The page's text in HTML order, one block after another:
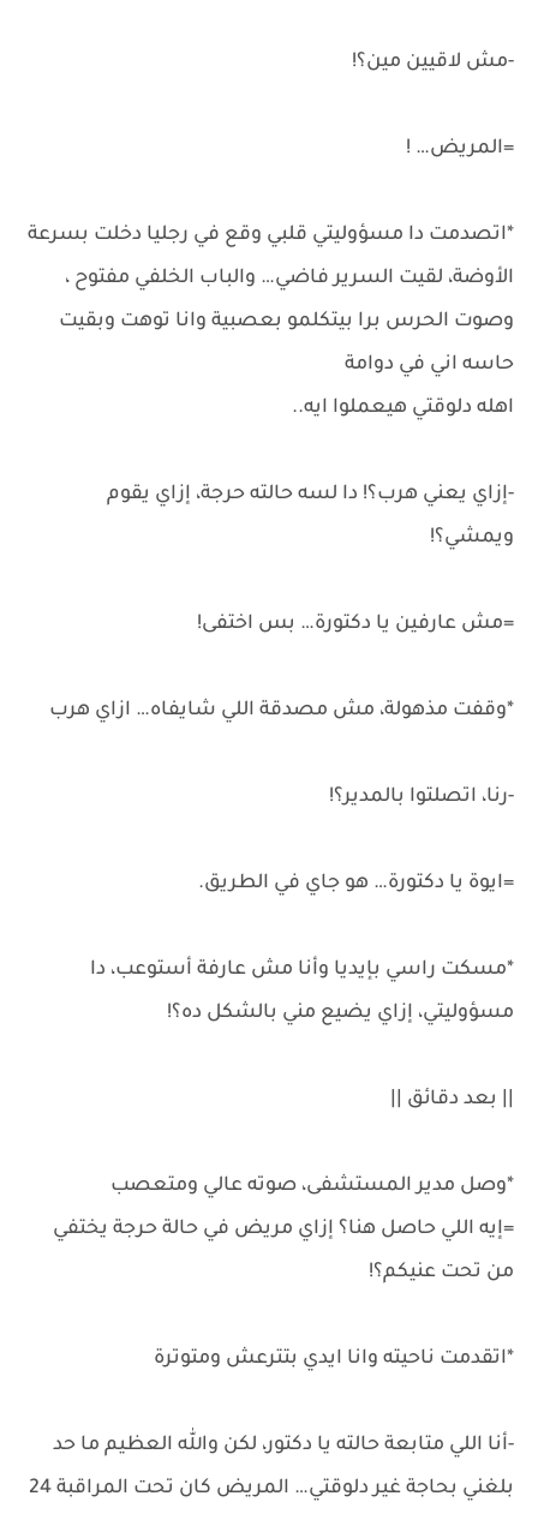
-مش لاقيين مين؟!
=المريض… !
*اتصدمت دا مسؤوليتي قلبي وقع في رجليا دخلت بسرعة
الأوضة، لقيت السرير فاضي… والباب الخلفي مفتوح ،
وصوت الحرس برا بيتكلمو بعصبية وانا توهت وبقيت
حاسه اني في دوامة
اهله دلوقتي هيعملوا ايه..
-إزاي يعني هرب؟! دا لسه حالته حرجة، إزاي يقوم
ويمشي؟!
=مش عارفين يا دكتورة… بس اختفى!
*وقفت مذهولة، مش مصدقة اللي شايفاه… ازاي هرب
-رنا، اتصلتوا بالمدير؟!
=ايوة يا دكتورة… هو جاي في الطريق.
*مسكت راسي بإيديا وأنا مش عارفة أستوعب، دا
مسؤوليتي، إزاي يضيع مني بالشكل ده؟!
|| بعد دقائق ||
*وصل مدير المستشفى، صوته عالي ومتعصب
=إيه اللي حاصل هنا؟ إزاي مريض في حالة حرجة يختفي
من تحت عنيكم؟!
*اتقدمت ناحيته وانا ايدي بتترعش ومتوترة
-أنا اللي متابعة حالته يا دكتور، لكن والله العظيم ما حد
بلغني بحاجة غير دلوقتي… المريض كان تحت المراقبة 24